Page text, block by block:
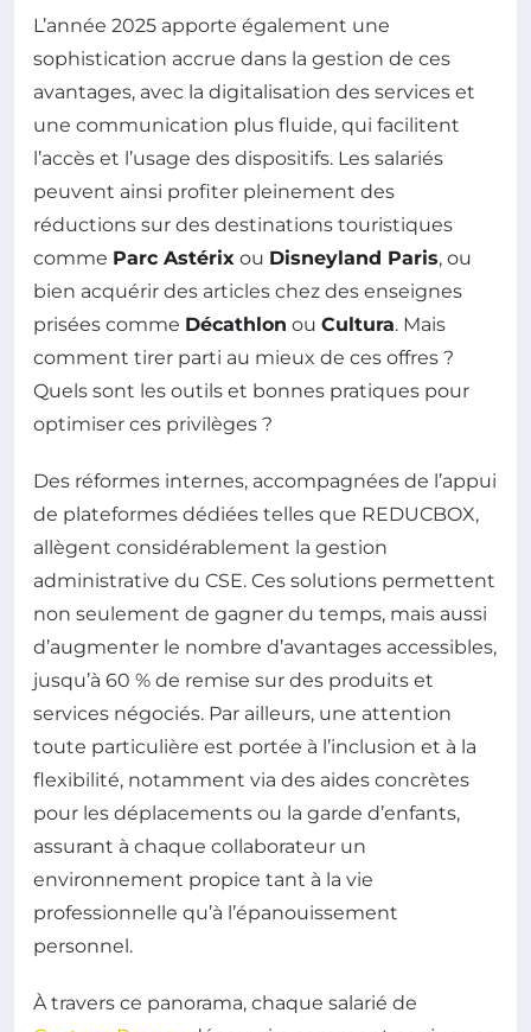
L’année 2025 apporte également une
sophistication accrue dans la gestion de ces
avantages, avec la digitalisation des services et
une communication plus fluide, qui facilitent
l’accès et l’usage des dispositifs. Les salariés
peuvent ainsi profiter pleinement des
réductions sur des destinations touristiques
comme Parc Astérix ou Disneyland Paris, ou
bien acquérir des articles chez des enseignes
prisées comme Décathlon ou Cultura. Mais
comment tirer parti au mieux de ces offres ?
Quels sont les outils et bonnes pratiques pour
optimiser ces privilèges ?
Des réformes internes, accompagnées de l’appui
de plateformes dédiées telles que REDUCBOX,
allègent considérablement la gestion
administrative du CSE. Ces solutions permettent
non seulement de gagner du temps, mais aussi
d’augmenter le nombre d’avantages accessibles,
jusqu’à 60 % de remise sur des produits et
services négociés. Par ailleurs, une attention
toute particulière est portée à l’inclusion et à la
flexibilité, notamment via des aides concrètes
pour les déplacements ou la garde d’enfants,
assurant à chaque collaborateur un
environnement propice tant à la vie
professionnelle qu’à l’épanouissement
personnel.
À travers ce panorama, chaque salarié de